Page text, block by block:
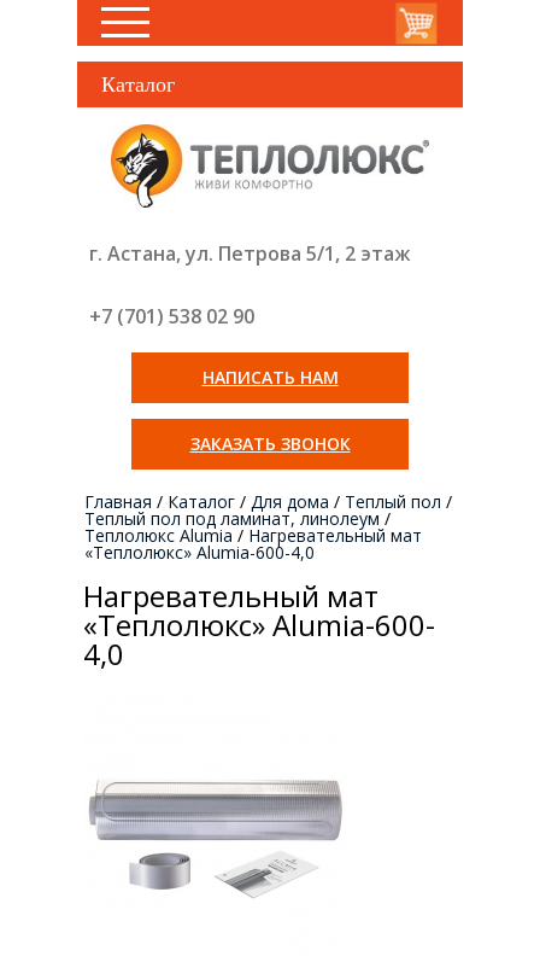
Каталог
г. Астана, ул. Петрова 5/1, 2 этаж
+7 (701) 538 02 90
НАПИСАТЬ НАМ
ЗАКАЗАТЬ ЗВОНОК
Главная / Каталог / Для дома / Теплый пол /
Теплый пол под ламинат, линолеум /
Теплолюкс Alumia / Нагревательный мат
«Теплолюкс» Alumia-600-4,0
Нагревательный мат
«Теплолюкс» Alumia-600-
4,0